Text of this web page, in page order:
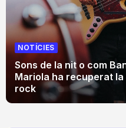
NOTÍCIES
Sons de la nit o com
Mariola ha recuperat la
rock